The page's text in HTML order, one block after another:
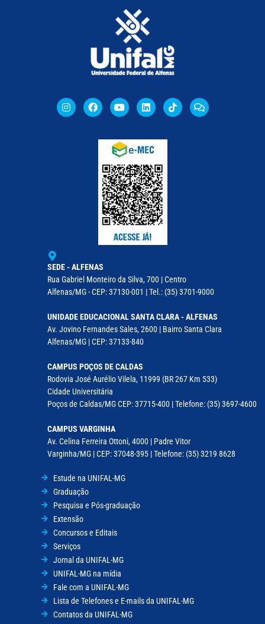
SEDE - ALFENAS
Rua Gabriel Monteiro da Silva, 700 | Centro
Alfenas/MG - CEP: 37130-001 | Tel.: (35) 3701-9000
UNIDADE EDUCACIONAL SANTA CLARA - ALFENAS
Av. Jovino Fernandes Sales, 2600 | Bairro Santa Clara
Alfenas/MG | CEP: 37133-840
CAMPUS POÇOS DE CALDAS
Rodovia José Aurélio Vilela, 11999 (BR 267 Km 533)
Cidade Universitária
Poços de Caldas/MG CEP: 37715-400 | Telefone: (35) 3697-4600
CAMPUS VARGINHA
Av. Celina Ferreira Ottoni, 4000 | Padre Vitor
Varginha/MG | CEP: 37048-395 | Telefone: (35) 3219 8628
Estude na UNIFAL-MG
Graduação
Pesquisa e Pós-graduação
Extensão
Concursos e Editais
Serviços
Jornal da UNIFAL-MG
UNIFAL-MG na mídia
Fale com a UNIFAL-MG
Lista de Telefones e E-mails da UNIFAL-MG
Contatos da UNIFAL-MG